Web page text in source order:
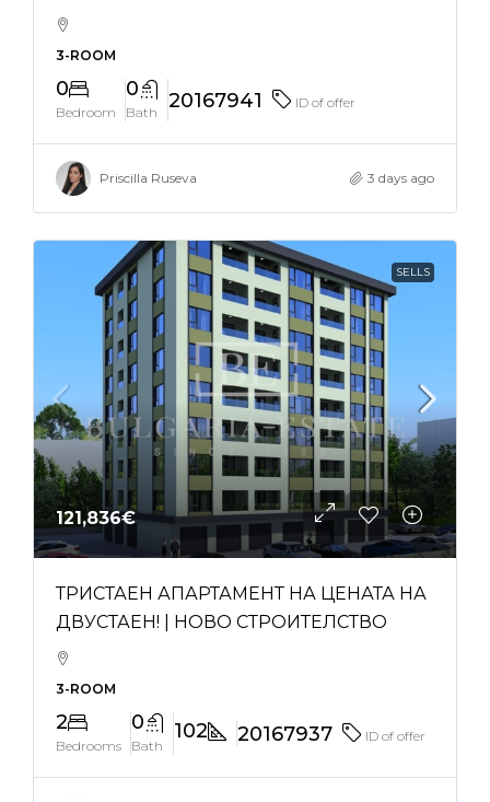
3-ROOM
0
Bedroom
0
Bath 20167941 ID of offer
Priscilla Ruseva 3 days ago
SELLS
121,836€
ТРИСТАЕН АПАРТАМЕНТ НА ЦЕНАТА НА
ДВУСТАЕН! | НОВО СТРОИТЕЛСТВО
3-ROOM
2
Bedrooms
0
Bath
102 20167937 ID of offer